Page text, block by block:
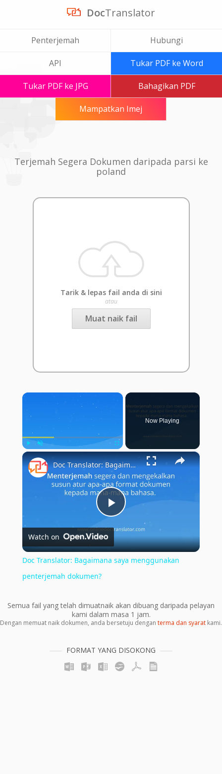
DocTranslator
Penterjemah Hubungi
API Tukar PDF ke Word
Tukar PDF ke JPG Bahagikan PDF
Mampatkan Imej
Terjemah Segera Dokumen daripada parsi ke
poland
Tarik & lepas fail anda di sini
atau
Muat naik fail
×
Play Unmute Fullscreen
Now Playing
×
Play
Video
Doc Translator: Bagaimana saya menggunakan penterjemah dokumen?
Watch on
Doc Translator: Bagaimana saya menggunakan
penterjemah dokumen?
Semua fail yang telah dimuatnaik akan dibuang daripada pelayan
kami dalam masa 1 jam.
Dengan memuat naik dokumen, anda bersetuju dengan terma dan syarat kami.
FORMAT YANG DISOKONG